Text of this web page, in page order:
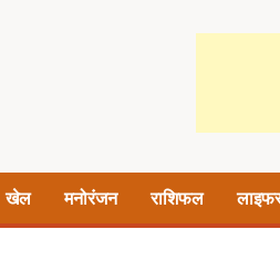
खेल मनोरंजन राशिफल